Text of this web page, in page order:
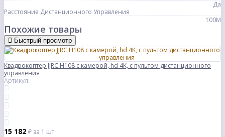
Да
Расстояние Дистанционного Управления
100M
Похожие товары
Быстрый просмотр
Квадрокоптер JJRC H108 с камерой, hd 4K, с пультом дистанционного
управления
Артикул: -
15 182 ₽ за 1 шт